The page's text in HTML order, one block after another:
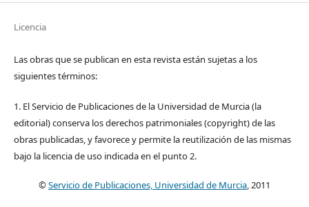
Licencia
Las obras que se publican en esta revista están sujetas a los
siguientes términos:
1. El Servicio de Publicaciones de la Universidad de Murcia (la
editorial) conserva los derechos patrimoniales (copyright) de las
obras publicadas, y favorece y permite la reutilización de las mismas
bajo la licencia de uso indicada en el punto 2.
©Servicio de Publicaciones, Universidad de Murcia, 2011